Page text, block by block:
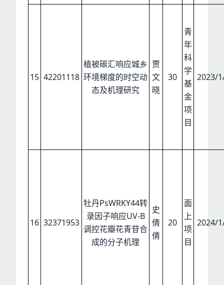
15 42201118
植被碳汇响应城乡
环境梯度的时空动
态及机理研究
贾
文
晓
30
青
年
科
学
基
金
项
目
2023/
16 32371953
牡丹PsWRKY44转
录因子响应UV-B
调控花瓣花青苷合
成的分子机理
史
倩
倩
20
面
上
项
目
2024/